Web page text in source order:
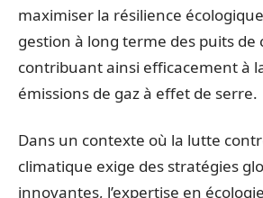
maximiser la résilience
gestion à long terme des puits de
contribuant ainsi efficacement à
émissions de gaz à effet de serre.
Dans un contexte où la lutte
climatique exige des stratégies
innovantes, l’expertise en